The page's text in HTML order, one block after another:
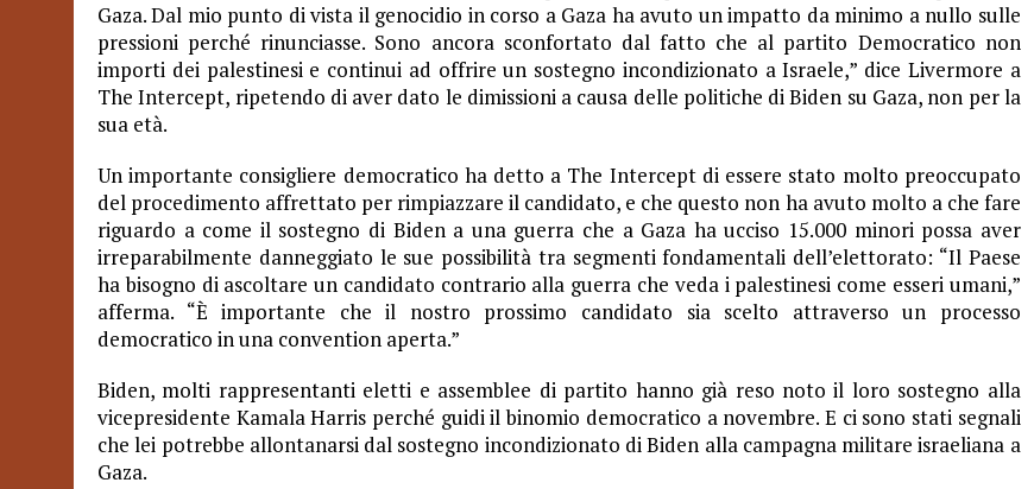
Gaza. Dal mio punto di vista il genocidio in corso a Gaza ha avuto un impatto da minimo a nullo sulle
pressioni perché rinunciasse. Sono ancora sconfortato dal fatto che al partito Democratico non
importi dei palestinesi e continui ad offrire un sostegno incondizionato a Israele,” dice Livermore a
The Intercept, ripetendo di aver dato le dimissioni a causa delle politiche di Biden su Gaza, non per la
sua età.
Un importante consigliere democratico ha detto a The Intercept di essere stato molto preoccupato
del procedimento affrettato per rimpiazzare il candidato, e che questo non ha avuto molto a che fare
riguardo a come il sostegno di Biden a una guerra che a Gaza ha ucciso 15.000 minori possa aver
irreparabilmente danneggiato le sue possibilità tra segmenti fondamentali dell’elettorato: “Il Paese
ha bisogno di ascoltare un candidato contrario alla guerra che veda i palestinesi come esseri umani,”
afferma. “È importante che il nostro prossimo candidato sia scelto attraverso un processo
democratico in una convention aperta.”
Biden, molti rappresentanti eletti e assemblee di partito hanno già reso noto il loro sostegno alla
vicepresidente Kamala Harris perché guidi il binomio democratico a novembre. E ci sono stati segnali
che lei potrebbe allontanarsi dal sostegno incondizionato di Biden alla campagna militare israeliana a
Gaza.